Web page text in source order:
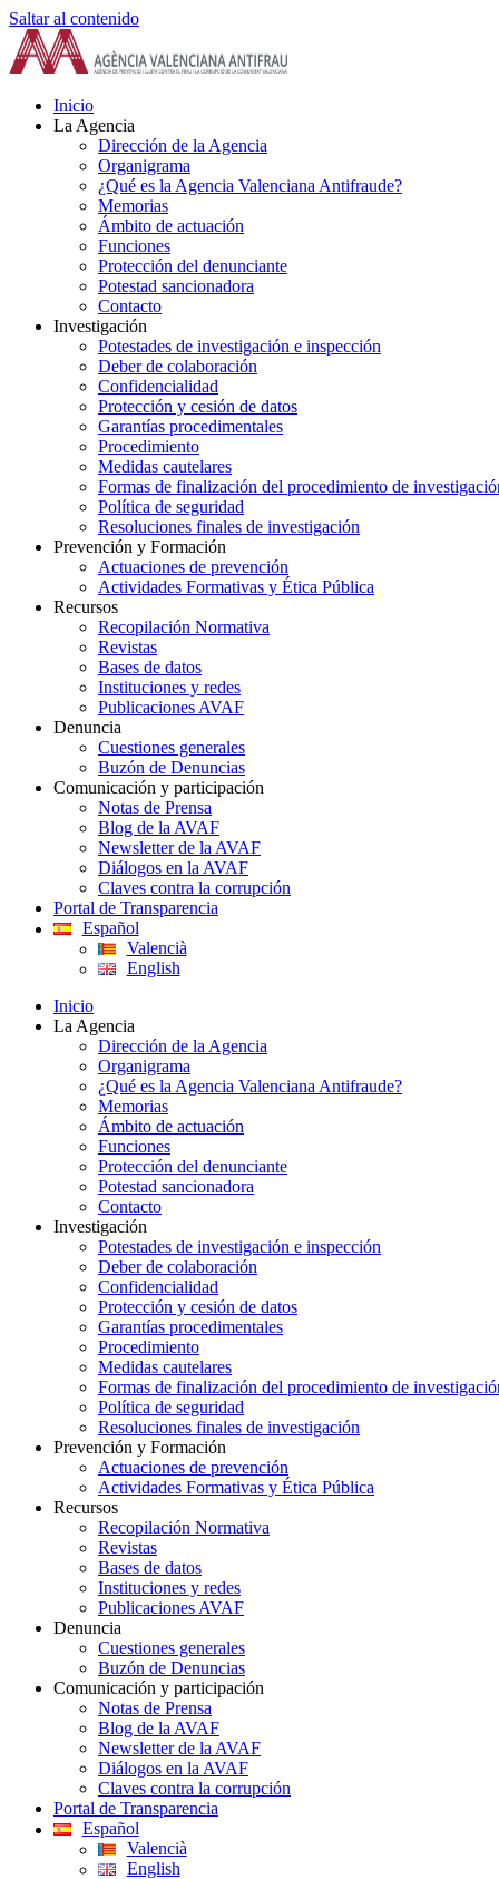
Saltar al contenido
Inicio
La Agencia
Dirección de la Agencia
Organigrama
¿Qué es la Agencia Valenciana Antifraude?
Memorias
Ámbito de actuación
Funciones
Protección del denunciante
Potestad sancionadora
Contacto
Investigación
Potestades de investigación e inspección
Deber de colaboración
Confidencialidad
Protección y cesión de datos
Garantías procedimentales
Procedimiento
Medidas cautelares
Formas de finalización del procedimiento de
Política de seguridad
Resoluciones finales de investigación
Prevención y Formación
Actuaciones de prevención
Actividades Formativas y Ética Pública
Recursos
Recopilación Normativa
Revistas
Bases de datos
Instituciones y redes
Publicaciones AVAF
Denuncia
Cuestiones generales
Buzón de Denuncias
Comunicación y participación
Notas de Prensa
Blog de la AVAF
Newsletter de la AVAF
Diálogos en la AVAF
Claves contra la corrupción
Portal de Transparencia
Español
Valencià
English
Inicio
La Agencia
Dirección de la Agencia
Organigrama
¿Qué es la Agencia Valenciana Antifraude?
Memorias
Ámbito de actuación
Funciones
Protección del denunciante
Potestad sancionadora
Contacto
Investigación
Potestades de investigación e inspección
Deber de colaboración
Confidencialidad
Protección y cesión de datos
Garantías procedimentales
Procedimiento
Medidas cautelares
Formas de finalización del procedimiento de
Política de seguridad
Resoluciones finales de investigación
Prevención y Formación
Actuaciones de prevención
Actividades Formativas y Ética Pública
Recursos
Recopilación Normativa
Revistas
Bases de datos
Instituciones y redes
Publicaciones AVAF
Denuncia
Cuestiones generales
Buzón de Denuncias
Comunicación y participación
Notas de Prensa
Blog de la AVAF
Newsletter de la AVAF
Diálogos en la AVAF
Claves contra la corrupción
Portal de Transparencia
Español
Valencià
English